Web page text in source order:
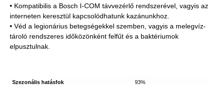
• Kompatibilis a Bosch I-COM távvezérlő rendszerével, vagyis az
interneten keresztül kapcsolódhatunk kazánunkhoz.
• Véd a legionárius betegségekkel szemben, vagyis a melegvíz-
tároló rendszeres időközönként felfűt és a baktériumok
elpusztulnak.
Szezonális hatásfok 93%